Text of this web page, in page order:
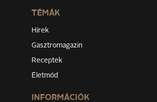
TÉMÁK
Hírek
Gasztromagazin
Receptek
Életmód
INFORMÁCIÓK